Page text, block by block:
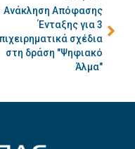
Ανάκληση Απόφασης
Ένταξης για 3
σχέδια
στη δράση "Ψηφιακό
Άλμα"